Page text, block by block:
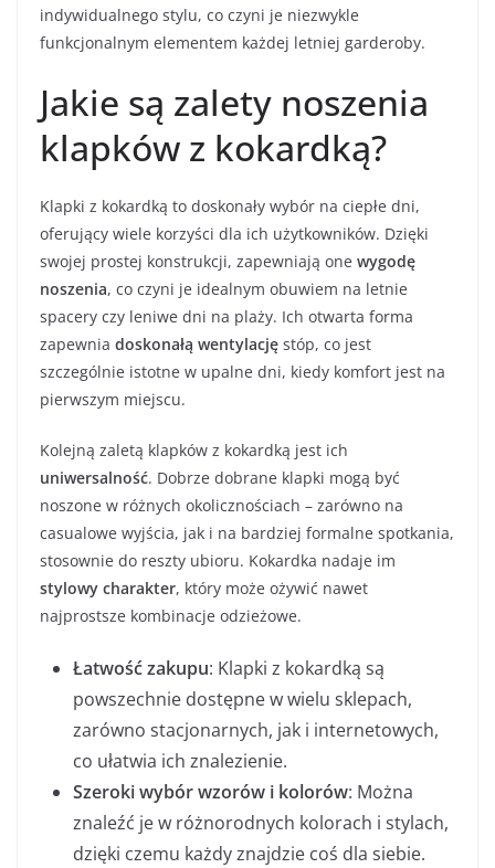
indywidualnego stylu, co czyni je niezwykle
funkcjonalnym elementem każdej letniej garderoby.
Jakie są zalety noszenia
klapków z kokardką?
Klapki z kokardką to doskonały wybór na ciepłe dni,
oferujący wiele korzyści dla ich użytkowników. Dzięki
swojej prostej konstrukcji, zapewniają one wygodę
noszenia, co czyni je idealnym obuwiem na letnie
spacery czy leniwe dni na plaży. Ich otwarta forma
zapewnia doskonałą wentylację stóp, co jest
szczególnie istotne w upalne dni, kiedy komfort jest na
pierwszym miejscu.
Kolejną zaletą klapków z kokardką jest ich
uniwersalność. Dobrze dobrane klapki mogą być
noszone w różnych okolicznościach – zarówno na
casualowe wyjścia, jak i na bardziej formalne spotkania,
stosownie do reszty ubioru. Kokardka nadaje im
stylowy charakter, który może ożywić nawet
najprostsze kombinacje odzieżowe.
Łatwość zakupu: Klapki z kokardką są
powszechnie dostępne w wielu sklepach,
zarówno stacjonarnych, jak i internetowych,
co ułatwia ich znalezienie.
Szeroki wybór wzorów i kolorów: Można
znaleźć je w różnorodnych kolorach i stylach,
dzięki czemu każdy znajdzie coś dla siebie.